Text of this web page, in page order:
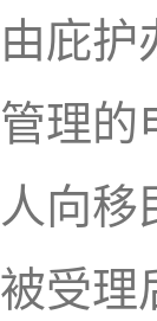
由庇护
管理的
人向移
被受理